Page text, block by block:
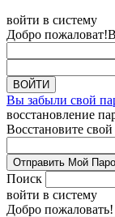
войти в систему
Добро пожаловат!
Вы забыли свой
восстановление
Восстановите
Поиск
войти в систему
Добро